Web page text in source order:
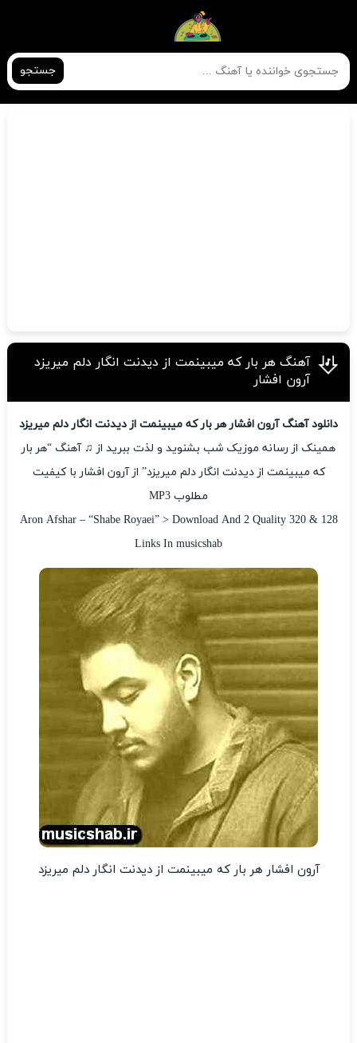
جستجو
آهنگ هر بار که میبینمت از دیدنت انگار دلم میریزد
آرون افشار
دانلود آهنگ آرون افشار هر بار که میبینمت از دیدنت انگار دلم میریزد
همینک از رسانه موزیک شب بشنوید و لذت ببرید از ♫ آهنگ “هر بار
که میبینمت از دیدنت انگار دلم میریزد” از آرون افشار با کیفیت
مطلوب MP3
Aron Afshar – “Shabe Royaei” > Download And 2 Quality 320 & 128
Links In musicshab
آرون افشار هر بار که میبینمت از دیدنت انگار دلم میریزد